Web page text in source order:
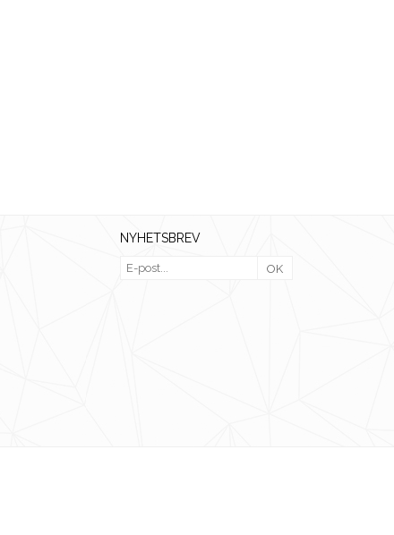
NYHETSBREV
OK